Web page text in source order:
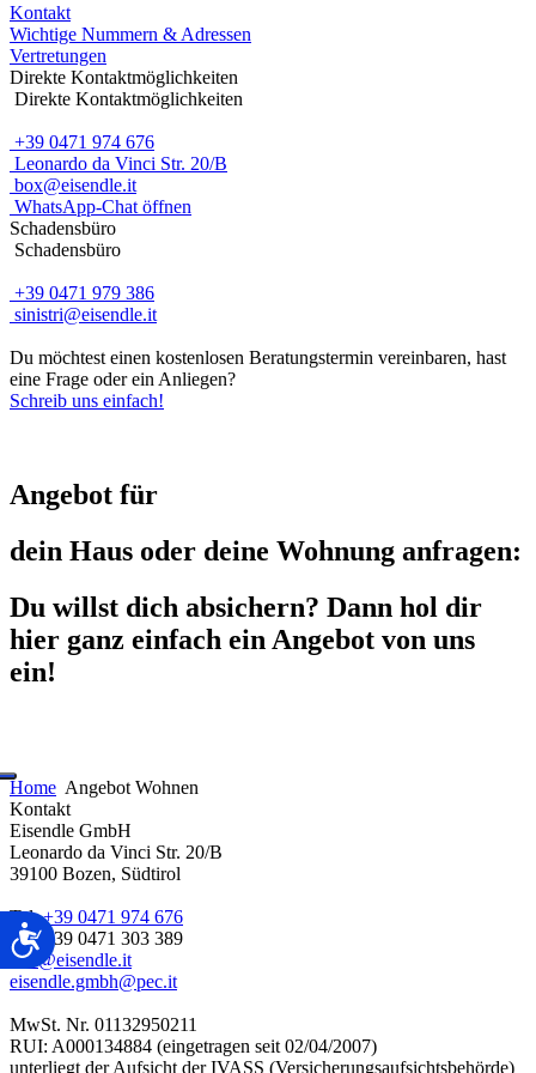
Barrierefreiheit
Kontakt
Wichtige Nummern & Adressen
Vertretungen
Direkte Kontaktmöglichkeiten
Direkte Kontaktmöglichkeiten
+39 0471 974 676
Leonardo da Vinci Str. 20/B
box@eisendle.it
WhatsApp-Chat öffnen
Schadensbüro
Schadensbüro
+39 0471 979 386
sinistri@eisendle.it
Du möchtest einen kostenlosen Beratungstermin vereinbaren, hast
eine Frage oder ein Anliegen?
Schreib uns einfach!
Angebot für
dein Haus oder deine Wohnung anfragen:
Du willst dich absichern? Dann hol dir
hier ganz einfach ein Angebot von uns
ein!
Home Angebot Wohnen
Kontakt
Eisendle GmbH
Leonardo da Vinci Str. 20/B
39100 Bozen, Südtirol
Tel.+39 0471 974 676
Fax +39 0471 303 389
box@eisendle.it
eisendle.gmbh@pec.it
MwSt. Nr. 01132950211
RUI: A000134884 (eingetragen seit 02/04/2007)
unterliegt der Aufsicht der IVASS (Versicherungsaufsichtsbehörde)